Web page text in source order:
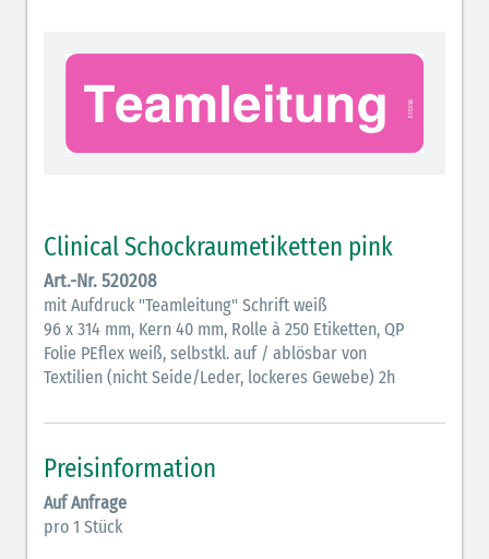
Clinical Schockraumetiketten pink
Art.-Nr. 520208
mit Aufdruck "Teamleitung" Schrift weiß
96 x 314 mm, Kern 40 mm, Rolle à 250 Etiketten, QP
Folie PEflex weiß, selbstkl. auf / ablösbar von
Textilien (nicht Seide/Leder, lockeres Gewebe) 2h
Preisinformation
Auf Anfrage
pro 1 Stück